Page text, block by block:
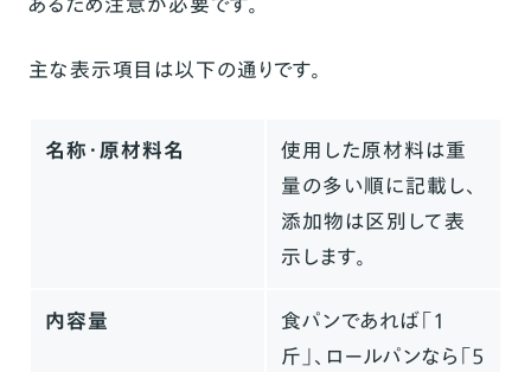
主な表示項目は以下の通りです。
名称・原材料名
使用した原材料は重
量の多い順に記載し、
添加物は区別して表
示します。
内容量
食パンであれば「1
斤」、ロールパンなら「5